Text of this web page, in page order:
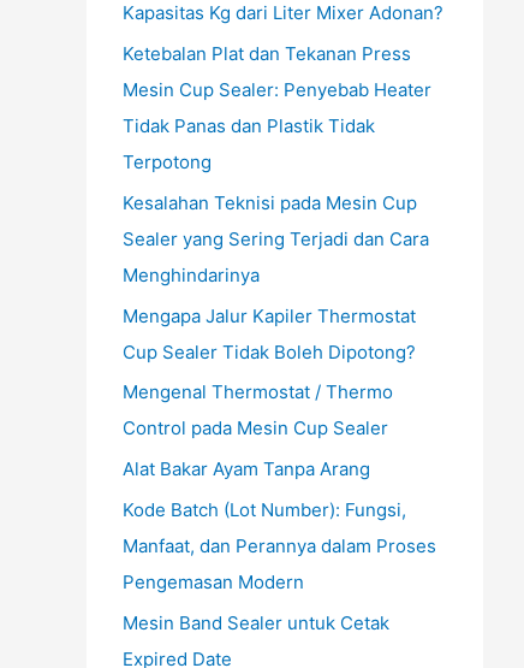
Kapasitas Kg dari Liter Mixer Adonan?
Ketebalan Plat dan Tekanan Press
Mesin Cup Sealer: Penyebab Heater
Tidak Panas dan Plastik Tidak
Terpotong
Kesalahan Teknisi pada Mesin Cup
Sealer yang Sering Terjadi dan Cara
Menghindarinya
Mengapa Jalur Kapiler Thermostat
Cup Sealer Tidak Boleh Dipotong?
Mengenal Thermostat / Thermo
Control pada Mesin Cup Sealer
Alat Bakar Ayam Tanpa Arang
Kode Batch (Lot Number): Fungsi,
Manfaat, dan Perannya dalam Proses
Pengemasan Modern
Mesin Band Sealer untuk Cetak
Expired Date